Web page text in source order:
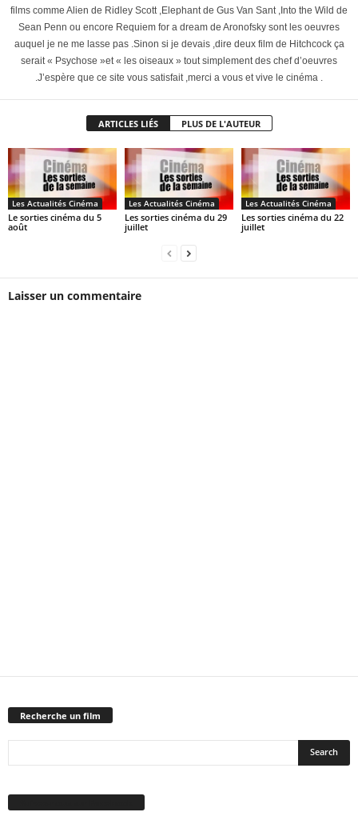
films comme Alien de Ridley Scott ,Elephant de Gus Van Sant ,Into the Wild de
Sean Penn ou encore Requiem for a dream de Aronofsky sont les oeuvres
auquel je ne me lasse pas .Sinon si je devais ,dire deux film de Hitchcock ça
serait « Psychose »et « les oiseaux » tout simplement des chef d’oeuvres
.J’espère que ce site vous satisfait ,merci a vous et vive le cinéma .
ARTICLES LIÉS PLUS DE L'AUTEUR
Les Actualités Cinéma
Le sorties cinéma du 5
août
Les Actualités Cinéma
Les sorties cinéma du 29
juillet
Les Actualités Cinéma
Les sorties cinéma du 22
juillet
Laisser un commentaire
Recherche un film